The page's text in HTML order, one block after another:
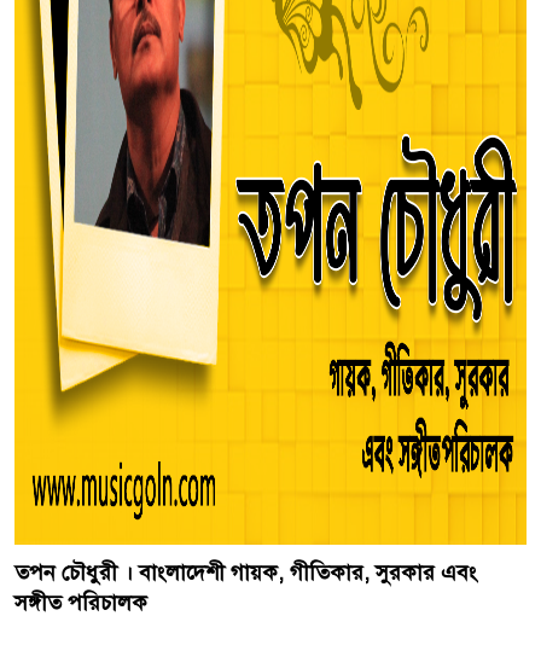
তপন চৌধুরী । বাংলাদেশী গায়ক, গীতিকার, সুরকার এবং
সঙ্গীত পরিচালক